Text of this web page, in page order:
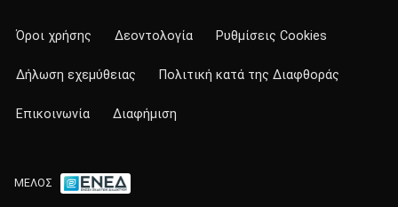
Όροι χρήσης Δεοντολογία Ρυθμίσεις Cookies
Δήλωση εχεμύθειας Πολιτική κατά της Διαφθοράς
Επικοινωνία Διαφήμιση
ΜΕΛΟΣ